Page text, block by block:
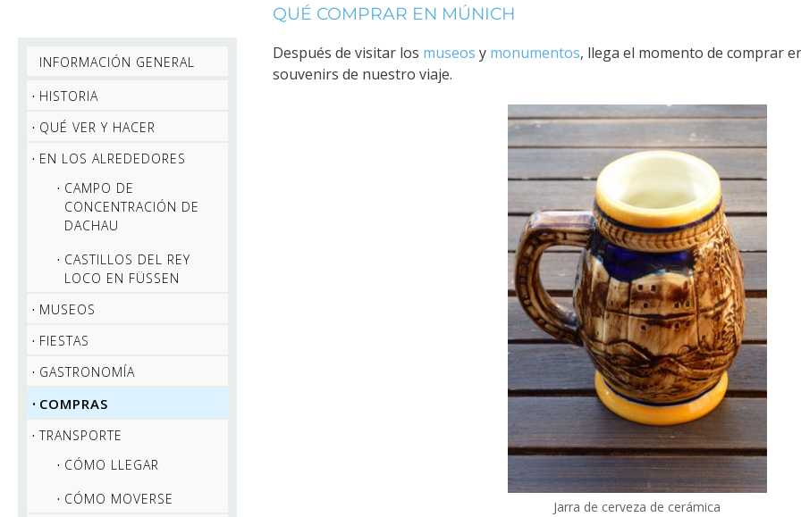
INFORMACIÓN GENERAL
HISTORIA
QUÉ VER Y HACER
EN LOS ALREDEDORES
CAMPO DE
CONCENTRACIÓN DE
DACHAU
CASTILLOS DEL REY
LOCO EN FÜSSEN
MUSEOS
FIESTAS
GASTRONOMÍA
COMPRAS
TRANSPORTE
CÓMO LLEGAR
CÓMO MOVERSE
QUÉ COMPRAR EN MÚNICH
Después de visitar los museos y monumentos, llega el momento de comprar
souvenirs de nuestro viaje.
Jarra de cerveza de cerámica